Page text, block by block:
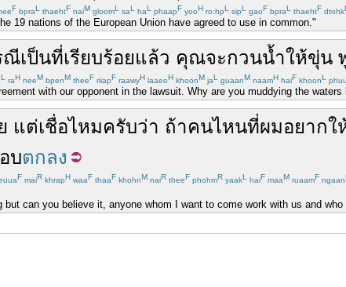
F bpraL thaehtF naiM gloomL saL haL phaapF yooH ro:hpL sipL gaoF bpraL thaehtF dtohkL
19 nations of the European Union have agreed to use in common."
ณีเป็นที่เรียบร้อยแล้ว คุณจะกวนน้ำให้ขุ่น
L raH neeM bpenM theeF riiapF raawyH laaeoH khoonM jaL guaanM naamH haiF khoonL
with our opponent in the lawsuit. Why are you muddying the
แต่เชื่อไหมครับว่า ถ้าคนไหนที่ผมอยากใ
บตกลง
F maiR khrapH waaF thaaF khohnM naiR theeF phohmR yaakL haiF maaM ruaamF ngaan
but can you believe it, anyone whom I want to come work with us and